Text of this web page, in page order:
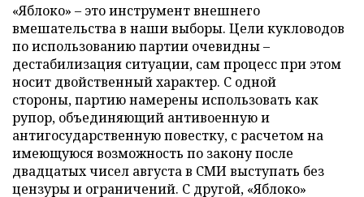
«Яблоко» – это инструмент внешнего
вмешательства в наши выборы. Цели кукловодов
по использованию партии очевидны –
дестабилизация ситуации, сам процесс при этом
носит двойственный характер. С одной
стороны, партию намерены использовать как
рупор, объединяющий антивоенную и
антигосударственную повестку, с расчетом на
имеющуюся возможность по закону после
двадцатых чисел августа в СМИ выступать без
цензуры и ограничений. С другой, «Яблоко»